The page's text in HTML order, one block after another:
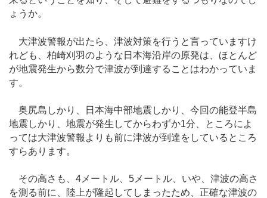
ょうか。
大津波警報が出たら、津波対策を行うと言っていますけ
れども、柏崎刈羽のような日本海沿岸の原発は、ほとんど
が地震発生から数分で津波が到達することはわかっていま
す。
奥尻島しかり、日本海中部地震しかり、今回の能登半島
地震しかり、地震が発生してからわずか1分、ところによ
っては大津波警報よりも前に津波が到達をしているところ
すらあります。
その高さも、4メートル、5メートル、いや、津波の高さ
を測る前に、陸上が隆起してしまったため、正確な津波の